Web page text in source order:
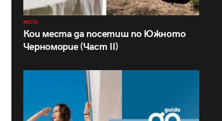
МЕСТА
Кои места да посетиш по Южното
Черноморие (Част II)